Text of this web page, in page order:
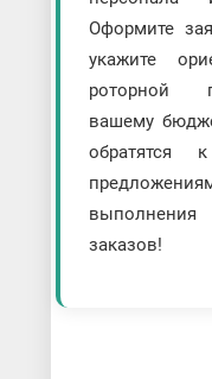
Оформите
укажите
роторной
вашему
заказов!